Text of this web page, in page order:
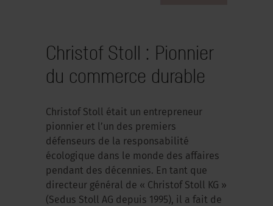
Christof Stoll : Pionnier
du commerce durable
Christof Stoll était un entrepreneur
pionnier et l’un des premiers
défenseurs de la responsabilité
écologique dans le monde des affaires
pendant des décennies. En tant que
directeur général de « Christof Stoll KG »
(Sedus Stoll AG depuis 1995), il a fait de